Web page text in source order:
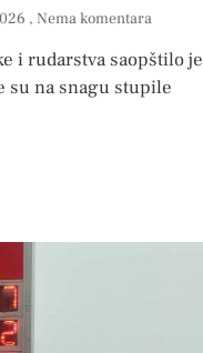
Nema komentara
i rudarstva saopštilo je
su na snagu stupile